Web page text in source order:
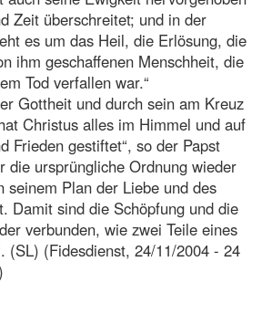
Zeit überschreitet; und in der
es um das Heil, die Erlösung, die
ihm geschaffenen Menschheit, die
Tod verfallen war.“
Gottheit und durch sein am Kreuz
Christus alles im Himmel und auf
Frieden gestiftet“, so der Papst
die ursprüngliche Ordnung wieder
seinem Plan der Liebe und des
Damit sind die Schöpfung und die
verbunden, wie zwei Teile eines
(SL) (Fidesdienst, 24/11/2004 - 24